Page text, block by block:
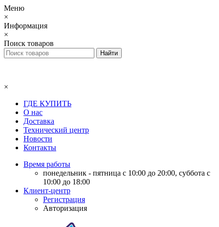
Меню
×
Информация
×
Поиск товаров
×
ГДЕ КУПИТЬ
О нас
Доставка
Технический центр
Новости
Контакты
Время работы
понедельник - пятница с 10:00 до 20:00, суббота с
10:00 до 18:00
Клиент-центр
Регистрация
Авторизация